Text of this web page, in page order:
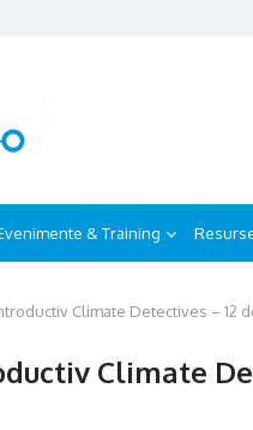
& Training
Climate Detectives – 12
Climate